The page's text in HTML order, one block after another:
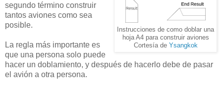
Instrucciones de como doblar una
hoja A4 para construir aviones
Cortesía de Ysangkok
segundo término construir
tantos aviones como sea
posible.
La regla más importante es
que una persona solo puede
hacer un doblamiento, y después de hacerlo debe de pasar
el avión a otra persona.